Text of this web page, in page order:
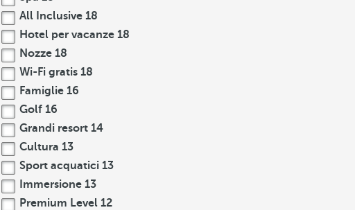
All Inclusive 18
Hotel per vacanze 18
Nozze 18
Wi-Fi gratis 18
Famiglie 16
Golf 16
Grandi resort 14
Cultura 13
Sport acquatici 13
Immersione 13
Premium Level 12